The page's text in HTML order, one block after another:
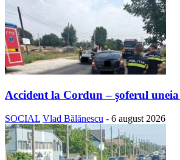
Accident la Cordun – șoferul
SOCIAL Vlad Bălănescu - 6 august 2026